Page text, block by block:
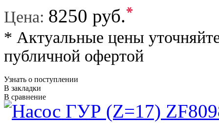
Цена: 8250 руб.*
* Актуальные цены
публичной офертой
Узнать о поступлении
В закладки
В сравнение